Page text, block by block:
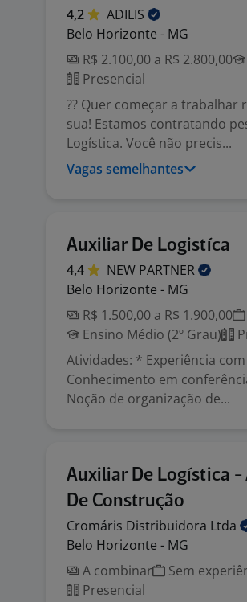
4,2
ADILIS
Belo Horizonte - MG
R$ 2.100,00 a R$ 2.800,00
Presencial
?? Quer começar a trabalhar
sua! Estamos contratando
Logística. Você não precis...
Vagas semelhantes
Auxiliar De Logistíca
4,4 NEW PARTNER
Belo Horizonte - MG
R$ 1.500,00 a R$ 1.900,00
Ensino Médio (2º Grau)
Atividades: * Experiência
Conhecimento em
Noção de organização de...
Auxiliar De Logística
De Construção
Cromáris Distribuidora Ltda
Belo Horizonte - MG
A combinar
Sem
Presencial